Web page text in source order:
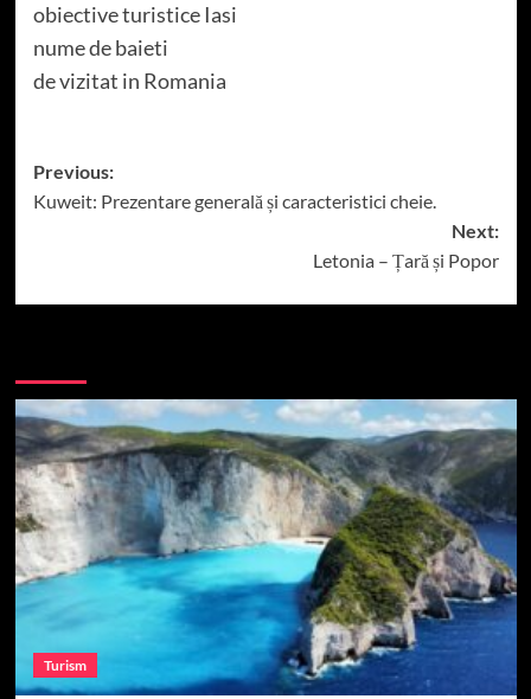
obiective turistice Iasi
nume de baieti
de vizitat in Romania
Post
navigation
Previous:
Kuweit: Prezentare generală și caracteristici cheie.
Next:
Letonia – Țară și Popor
Turism